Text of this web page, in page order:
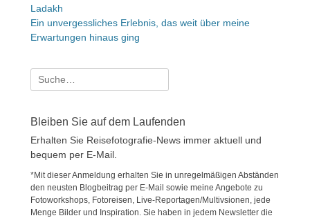
Ladakh
Ein unvergessliches Erlebnis, das weit über meine
Erwartungen hinaus ging
Suche
nach:
Bleiben Sie auf dem Laufenden
Erhalten Sie Reisefotografie-News immer aktuell und
bequem per E-Mail.
*Mit dieser Anmeldung erhalten Sie in unregelmäßigen Abständen
den neusten Blogbeitrag per E-Mail sowie meine Angebote zu
Fotoworkshops, Fotoreisen, Live-Reportagen/Multivsionen, jede
Menge Bilder und Inspiration. Sie haben in jedem Newsletter die